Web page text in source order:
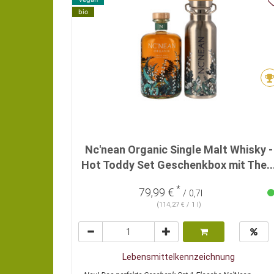
bio
Nc'nean Organic Single Malt Whisky -
Hot Toddy Set Geschenkbox mit
79,99 € * / 0,7l
(114,27 € / 1 l)
Lebensmittelkennzeichnung